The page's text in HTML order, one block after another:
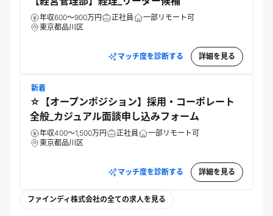
年収600～900万円 正社員
一部リモート可
東京都品川区
マッチ度を診断する 詳細を見る
新着
☆【オープンポジション】採用・コーポレート
全般_カジュアル面談申し込みフォーム
年収400～1,500万円 正社員
一部リモート可
東京都品川区
マッチ度を診断する 詳細を見る
ファインディ株式会社の全ての求人を見る